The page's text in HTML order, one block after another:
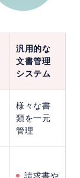
汎用的な
文書管理
システム
様々な書
類を一元
管理
請求書や